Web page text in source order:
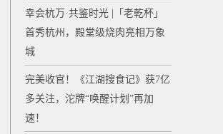
幸会杭万·共鉴时光 |「老乾杯」
首秀杭州，殿堂级烧肉亮相万象
城
完美收官！《江湖搜食记》获7亿
多关注，沱牌“唤醒计划”再加
速！